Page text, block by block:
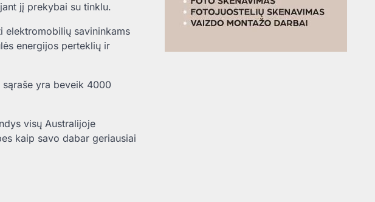
jį prekybai su tinklu.
elektromobilių savininkams
energijos perteklių ir
yra beveik 4000
visų Australijoje
kaip savo dabar geriausiai